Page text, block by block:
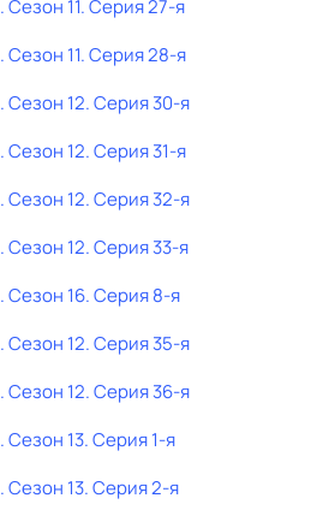
. Сезон 11. Серия 27-я
. Сезон 11. Серия 28-я
. Сезон 12. Серия 30-я
. Сезон 12. Серия 31-я
. Сезон 12. Серия 32-я
. Сезон 12. Серия 33-я
. Сезон 16. Серия 8-я
. Сезон 12. Серия 35-я
. Сезон 12. Серия 36-я
. Сезон 13. Серия 1-я
. Сезон 13. Серия 2-я